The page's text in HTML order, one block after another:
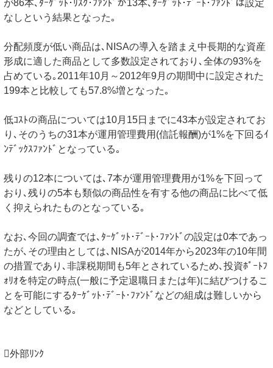
が86本､ﾀｰｹﾞｯﾄ･ﾘｽｸ･ﾌｧﾝﾄﾞが13本､ﾀｰｹﾞｯﾄ･ﾃﾞｰﾄ･ﾌｧﾝﾄﾞは設定
なしという結果となった｡
分配頻度が低い商品は､NISAの導入を踏まえ中長期的な資産
形成に適した商品として多数設定されており､全体の93%を
占めている｡2011年10月～2012年9月の期間中に設定された
199本と比較しても57.8%増となった｡
低ｺｽﾄの商品については10月15日までに43本が設定されてお
り､そのうちの31本が運用管理費用(信託報酬)が1%を下回るｲ
ﾝﾃﾞｯｸｽﾌｧﾝﾄﾞとなっている｡
残りの12本については､7本が運用管理費用が1%を下回って
おり､残りの5本も類似の商品性を有する他の商品に比べて低
く抑えられたものとなっている｡
なお､今回の調査では､ﾀｰｹﾞｯﾄ･ﾃﾞｰﾄ･ﾌｧﾝﾄﾞの設定は0本であっ
たが､その理由としては､NISAが2014年から2023年の10年間
の措置であり､非課税期間も5年とされているため､投資ﾎﾟｰﾄﾌ
ｫﾘｵを特定の時点(一般に予定退職日または年)に結びつけるこ
とを可能にするﾀｰｹﾞｯﾄ･ﾃﾞｰﾄ･ﾌｧﾝﾄﾞなどの組成は難しいから
などとしている｡
外部ﾘﾝｸ